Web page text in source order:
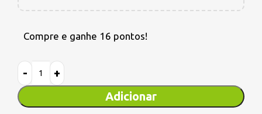
Compre e ganhe 16 pontos!
Adicionar